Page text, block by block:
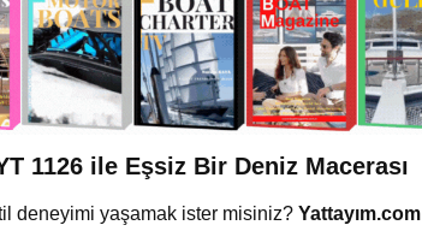
1126 ile Eşsiz Bir Deniz Macerası
deneyimi yaşamak ister misiniz? Yattayım.com